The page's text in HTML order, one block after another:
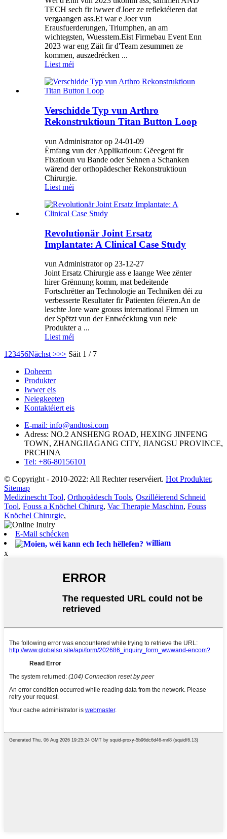
TECH sech fir iwwer d'Joer ze reflektéieren dat
vergaangen ass.Et war e Joer vun
Erausfuerderungen, Triumphen, an am
wichtegsten, Wuesstem.Eist Firmebau Event Enn
2023 war eng Zäit fir d'Team zesummen ze
kommen, auszedrécken ...
Liest méi
Verschidde Typ vun Arthro
Rekonstruktioun Titan Button Loop
vun Administrator op 24-01-09
Ëmfang vun der Applikatioun: Gëeegent fir
Fixatioun vu Bande oder Sehnen a Schanken
wärend der orthopädescher Rekonstruktioun
Chirurgie.
Liest méi
Revolutionär Joint Ersatz
Implantate: A Clinical Case Study
vun Administrator op 23-12-27
Joint Ersatz Chirurgie ass e laange Wee zënter
hirer Grënnung komm, mat bedeitende
Fortschrëtter an Technologie an Techniken déi zu
verbesserte Resultater fir Patienten féieren.An de
leschte Jore ware grouss international Firmen un
der Spëtzt vun der Entwécklung vun neie
Produkter a ...
Liest méi
1 23456Nächst >>> Säit 1 / 7
Doheem
Produkter
Iwwer eis
Neiegkeeten
Kontaktéiert eis
E-mail: info@andtosi.com
Adress: NO.2 ANSHENG ROAD, HEXING JINFENG
TOWN, ZHANGJIAGANG CITY, JIANGSU PROVINCE,
PRCHINA
Tel: +86-80156101
© Copyright - 2010-2022: All Rechter reservéiert. Hot Produkter,
Sitemap
Medizinescht Tool, Orthopädesch Tools, Oszilléierend Schneid
Tool, Fouss a Knöchel Chirurg, Vac Therapie Maschinn, Fouss
Knöchel Chirurgie,
E-Mail schécken
william
x